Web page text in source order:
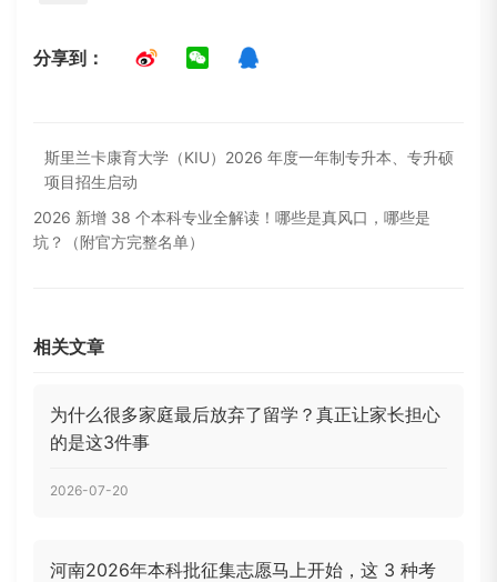
分享到：
斯里兰卡康育大学（KIU）2026 年度一年制专升本、专升硕
项目招生启动
2026 新增 38 个本科专业全解读！哪些是真风口，哪些是
坑？（附官方完整名单）
相关文章
为什么很多家庭最后放弃了留学？真正让家长担心
的是这3件事
2026-07-20
河南2026年本科批征集志愿马上开始，这 3 种考